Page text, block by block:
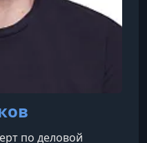
по деловой